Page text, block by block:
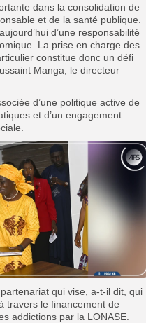
dans la consolidation de
et de la santé publique.
d’une responsabilité
La prise en charge des
constitue donc un défi
Manga, le directeur
d’une politique active de
et d’un engagement
qui vise, a-t-il dit, qui
travers le financement de
addictions par la LONASE.